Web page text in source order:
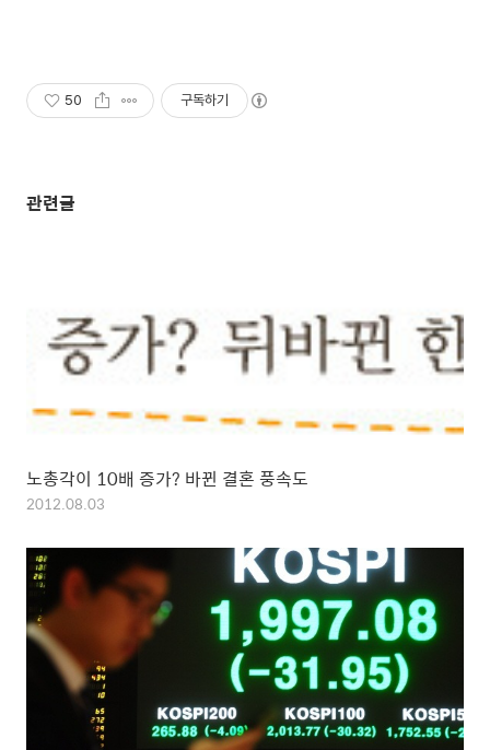
50 구독하기
관련글
노총각이 10배 증가? 바뀐 결혼 풍속도
2012.08.03